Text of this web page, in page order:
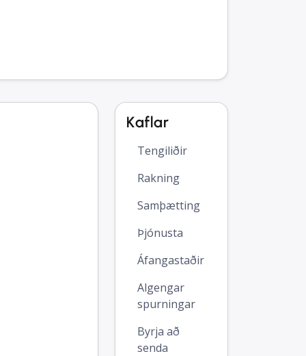
Kaflar
Tengiliðir
Rakning
Samþætting
Þjónusta
Áfangastaðir
Algengar
spurningar
Byrja að
senda